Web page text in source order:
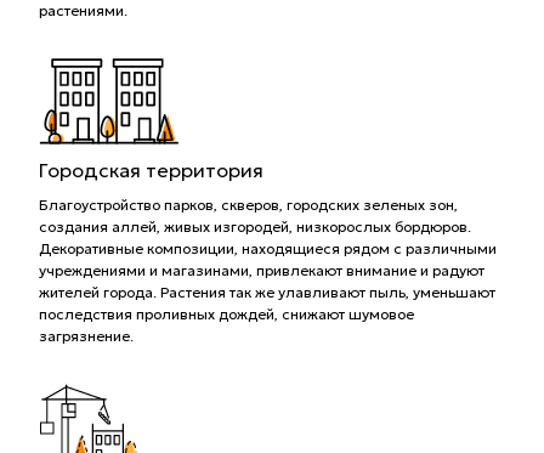
растениями.
Городская территория
Благоустройство парков, скверов, городских зеленых зон,
создания аллей, живых изгородей, низкорослых бордюров.
Декоративные композиции, находящиеся рядом с различными
учреждениями и магазинами, привлекают внимание и радуют
жителей города. Растения так же улавливают пыль, уменьшают
последствия проливных дождей, снижают шумовое
загрязнение.